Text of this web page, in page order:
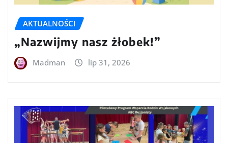
AKTUALNOŚCI
„Nazwijmy nasz żłobek!”
Madman lip 31, 2026